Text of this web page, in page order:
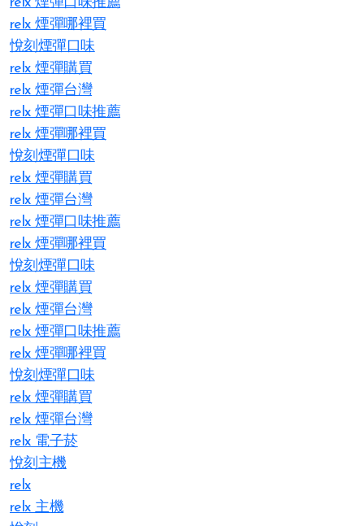
relx 煙彈哪裡買
悅刻煙彈口味
relx 煙彈購買
relx 煙彈台灣
relx 煙彈口味推薦
relx 煙彈哪裡買
悅刻煙彈口味
relx 煙彈購買
relx 煙彈台灣
relx 煙彈口味推薦
relx 煙彈哪裡買
悅刻煙彈口味
relx 煙彈購買
relx 煙彈台灣
relx 煙彈口味推薦
relx 煙彈哪裡買
悅刻煙彈口味
relx 煙彈購買
relx 煙彈台灣
relx 電子菸
悅刻主機
relx
relx 主機